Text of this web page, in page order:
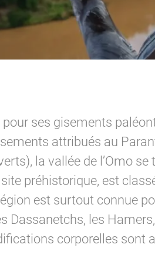
ses gisements
attribués au
la vallée de l’Omo
préhistorique, est
est surtout connue
Dassanetchs, les
corporelles sont